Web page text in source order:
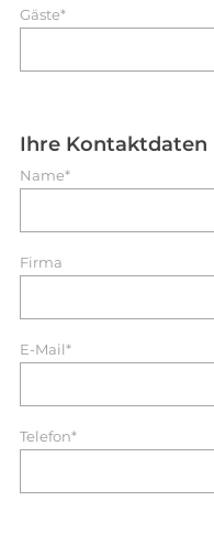
Gäste*
Ihre Kontaktdaten
Name*
Firma
E-Mail*
Telefon*